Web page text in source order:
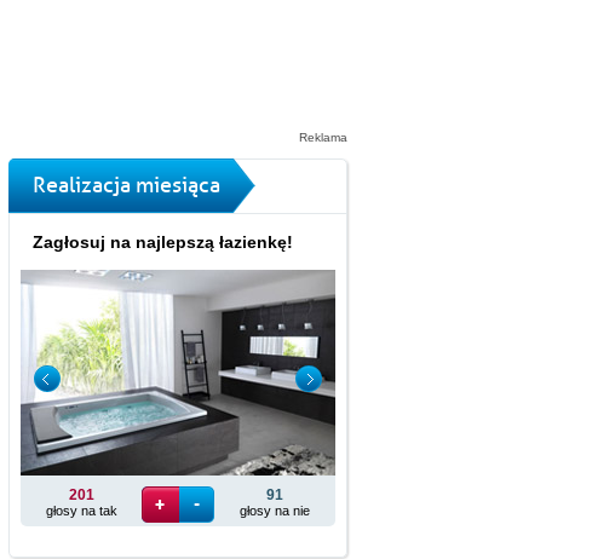
Reklama
Realizacja miesiąca
Zagłosuj na najlepszą łazienkę!
201
głosy na tak
91
głosy na nie